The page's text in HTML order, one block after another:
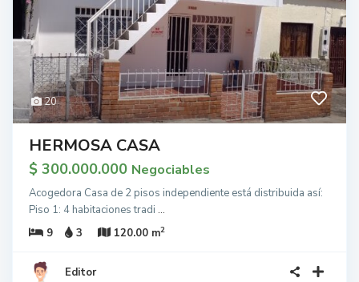
20
HERMOSA CASA
$ 300.000.000 Negociables
Acogedora Casa de 2 pisos independiente está distribuida así:
Piso 1: 4 habitaciones tradi ...
9
3 120.00 m2
Editor